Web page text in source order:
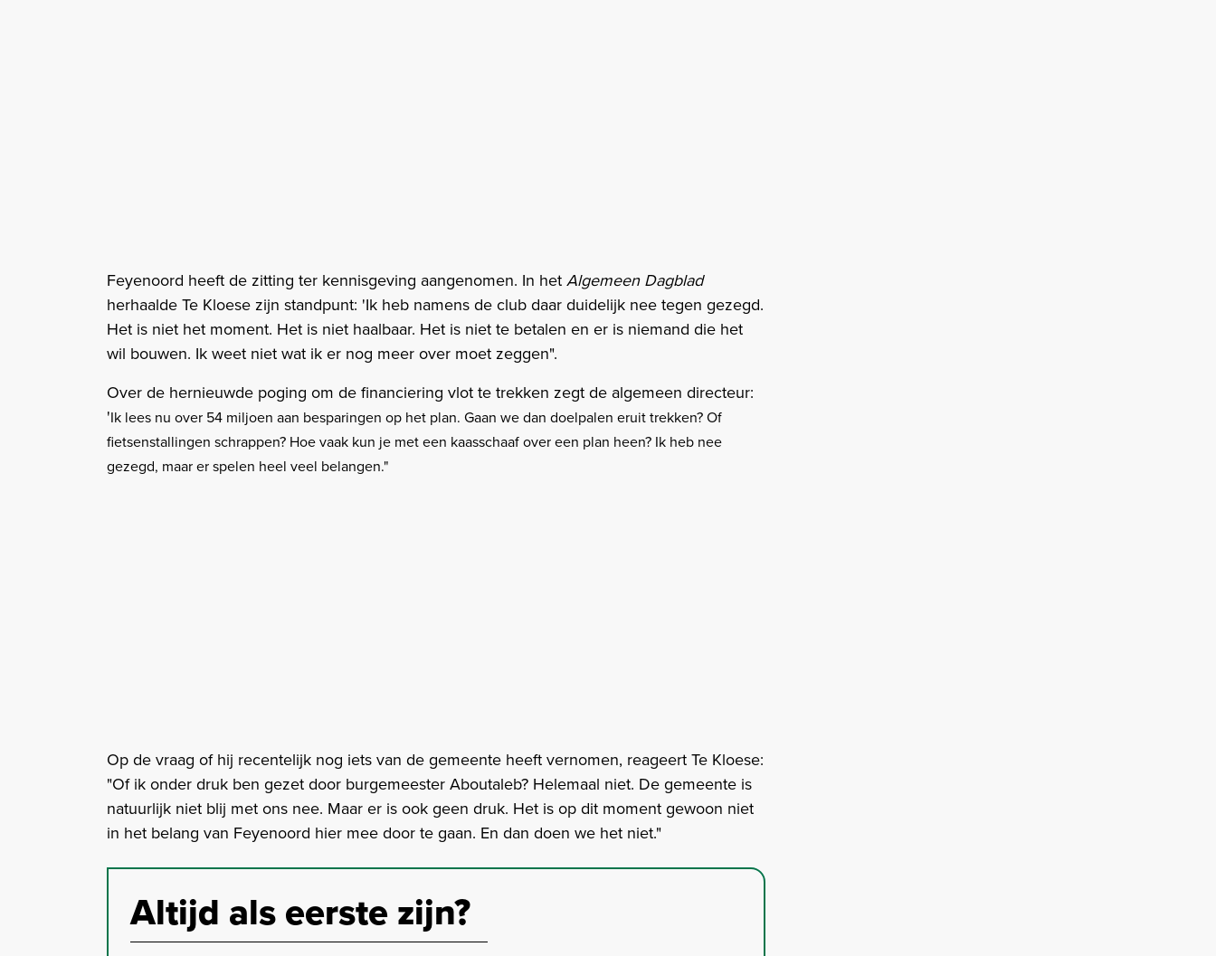
Feyenoord heeft de zitting ter kennisgeving aangenomen. In hetAlgemeen Dagblad
herhaalde Te Kloese zijn standpunt: 'Ik heb namens de club daar duidelijk nee tegen gezegd.
Het is niet het moment. Het is niet haalbaar. Het is niet te betalen en er is niemand die het
wil bouwen. Ik weet niet wat ik er nog meer over moet zeggen".
Over de hernieuwde poging om de financiering vlot te trekken zegt de algemeen directeur:
'Ik lees nu over 54 miljoen aan besparingen op het plan. Gaan we dan doelpalen eruit trekken? Of
fietsenstallingen schrappen? Hoe vaak kun je met een kaasschaaf over een plan heen? Ik heb nee
gezegd, maar er spelen heel veel belangen."
Op de vraag of hij recentelijk nog iets van de gemeente heeft vernomen, reageert Te Kloese:
"Of ik onder druk ben gezet door burgemeester Aboutaleb? Helemaal niet. De gemeente is
natuurlijk niet blij met ons nee. Maar er is ook geen druk. Het is op dit moment gewoon niet
in het belang van Feyenoord hier mee door te gaan. En dan doen we het niet."
Altijd als eerste zijn?